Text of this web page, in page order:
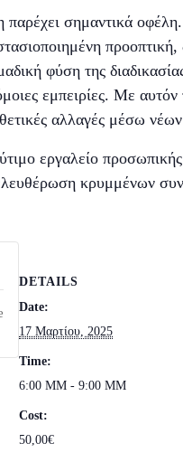
σημαντικά
φύση της
εμπειρίες. Με
αλλαγές μέσω
εργαλείο
κρυμμένων
DETAILS
Date:
17 Μαρτίου, 2025
Time:
6:00 ΜΜ - 9:00 ΜΜ
Cost:
50,00€